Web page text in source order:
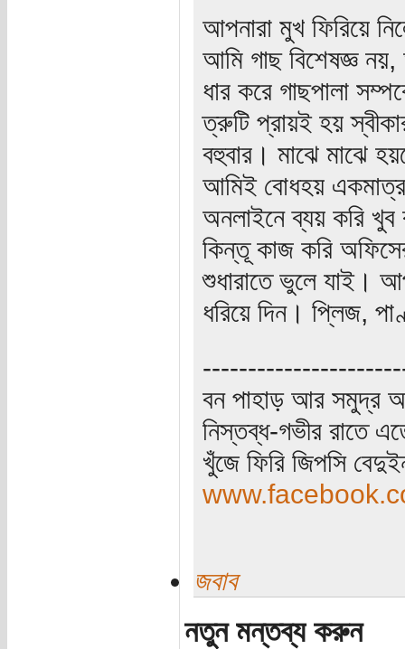
আপনারা মুখ ফিরিয়ে
আমি গাছ বিশেষজ্ঞ
ধার করে গাছপালা
ত্রুটি প্রায়ই হয়
বহুবার। মাঝে মাঝে
আমিই বোধহয় একমাত্র
অনলাইনে ব্যয় করি
কিন্তূ কাজ করি
শুধারাতে ভুলে যাই।
ধরিয়ে দিন। প্লিজ,
বন পাহাড় আর সমুদ্র
নিস্তব্ধ-গভীর রাতে
খুঁজে ফিরি জিপসি
জবাব
নতুন মন্তব্য করুন